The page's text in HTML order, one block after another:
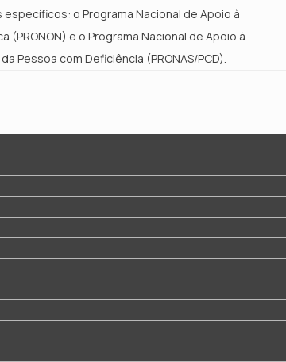
o Programa Nacional de Apoio à
(PRONON) e o Programa Nacional de Apoio à
Pessoa com Deficiência (PRONAS/PCD).